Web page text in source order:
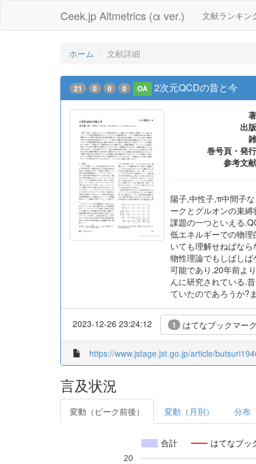
Ceek.jp Altmetrics (α ver.) 文献ランキン
ホーム 文献詳細
21 0 0 0 OA 2次元QCDの昔と今
出
巻号頁・発
参考文
陽子,中性子,π中間子
ークとグルオンの束
課題の一つといえる
低エネルギーでの物
いても理解せねばな
物性理論でもしばし
可能であり,20年前よ
んに研究されている.
ていたのであろうか?
2023-12-26 23:24:12 1 はてなブックマーク
https://www.jstage.jst.go.jp/article/
言及状況
変動（ピーク前後） 変動（月別） 分布
合計 はてなブッ
20